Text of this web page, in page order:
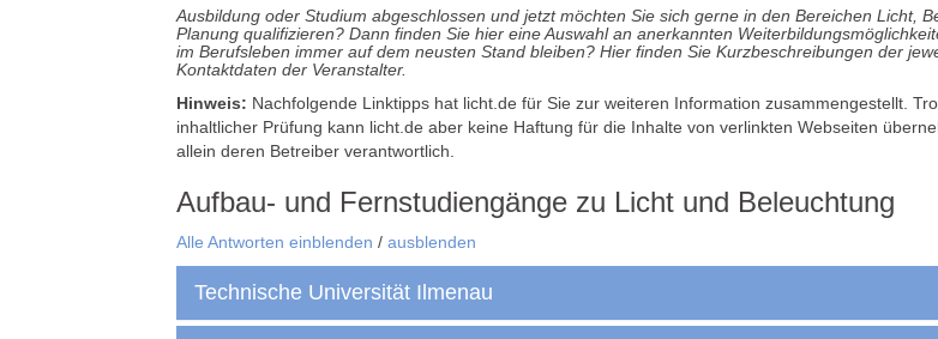
Ausbildung oder Studium abgeschlossen und jetzt möchten Sie sich gerne in den Bereichen Licht,
Planung qualifizieren? Dann finden Sie hier eine Auswahl an anerkannten
im Berufsleben immer auf dem neusten Stand bleiben? Hier finden Sie Kurzbeschreibungen der
Kontaktdaten der Veranstalter.
Hinweis: Nachfolgende Linktipps hat licht.de für Sie zur weiteren Information zusammengestellt.
inhaltlicher Prüfung kann licht.de aber keine Haftung für die Inhalte von verlinkten Webseiten
allein deren Betreiber verantwortlich.
Aufbau- und Fernstudiengänge zu Licht und Beleuchtung
Alle Antworten einblenden / ausblenden
Technische Universität Ilmenau